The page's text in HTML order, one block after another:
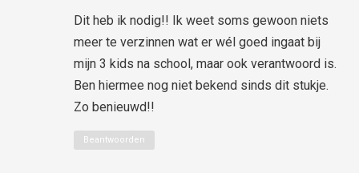
Dit heb ik nodig!! Ik weet soms gewoon niets
meer te verzinnen wat er wél goed ingaat bij
mijn 3 kids na school, maar ook verantwoord is.
Ben hiermee nog niet bekend sinds dit stukje.
Zo benieuwd!!
Beantwoorden